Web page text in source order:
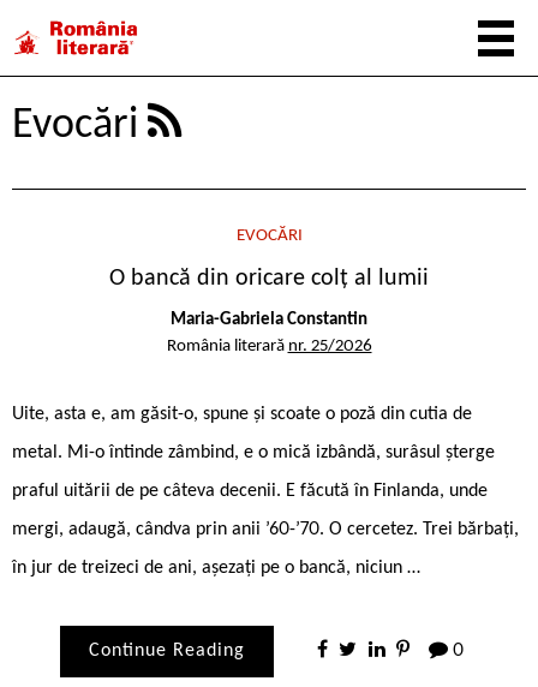
Evocări
EVOCĂRI
O bancă din oricare colț al lumii
Maria-Gabriela Constantin
România literară nr. 25/2026
Uite, asta e, am găsit-o, spune și scoate o poză din cutia de
metal. Mi-o întinde zâmbind, e o mică izbândă, surâsul șterge
praful uitării de pe câteva decenii. E făcută în Finlanda, unde
mergi, adaugă, cândva prin anii ’60-’70. O cercetez. Trei bărbați,
în jur de treizeci de ani, așezați pe o bancă, niciun …
Continue Reading 0